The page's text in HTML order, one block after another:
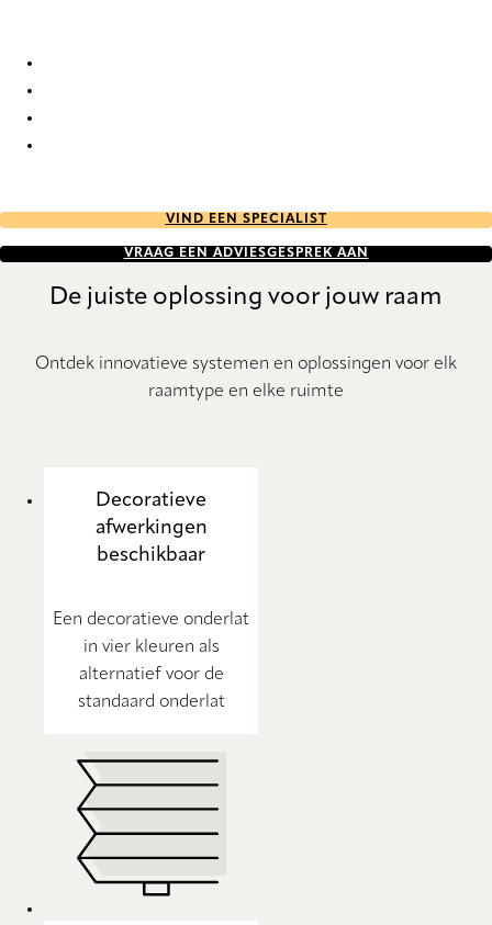
VIND EEN SPECIALIST
VRAAG EEN ADVIESGESPREK AAN
De juiste oplossing voor jouw raam
Ontdek innovatieve systemen en oplossingen voor elk
raamtype en elke ruimte
Decoratieve
afwerkingen
beschikbaar
Een decoratieve onderlat
in vier kleuren als
alternatief voor de
standaard onderlat